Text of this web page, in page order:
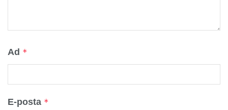
Ad *
E-posta *